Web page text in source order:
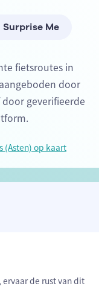
Surprise Me
fietsroutes in
door
geverifieerde
(Asten) op kaart
ervaar de rust van dit